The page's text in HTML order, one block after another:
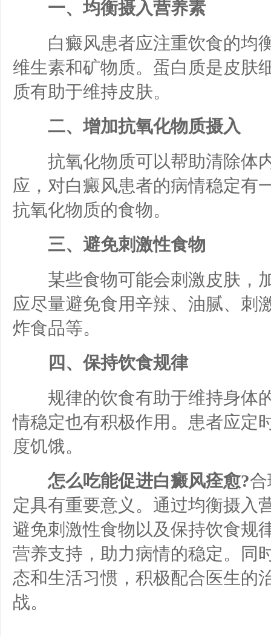
一、均衡摄入营养素
白癜风患者应注重饮食的均
维生素和矿物质。蛋白质是皮肤
质有助于维持皮肤。
二、增加抗氧化物质摄入
抗氧化物质可以帮助清除体
应，对白癜风患者的病情稳定有
抗氧化物质的食物。
三、避免刺激性食物
某些食物可能会刺激皮肤，
应尽量避免食用辛辣、油腻、刺
炸食品等。
四、保持饮食规律
规律的饮食有助于维持身体
情稳定也有积极作用。患者应定
度饥饿。
怎么吃能促进白癜风痊愈?
定具有重要意义。通过均衡摄入
避免刺激性食物以及保持饮食规
营养支持，助力病情的稳定。同
态和生活习惯，积极配合医生的
战。